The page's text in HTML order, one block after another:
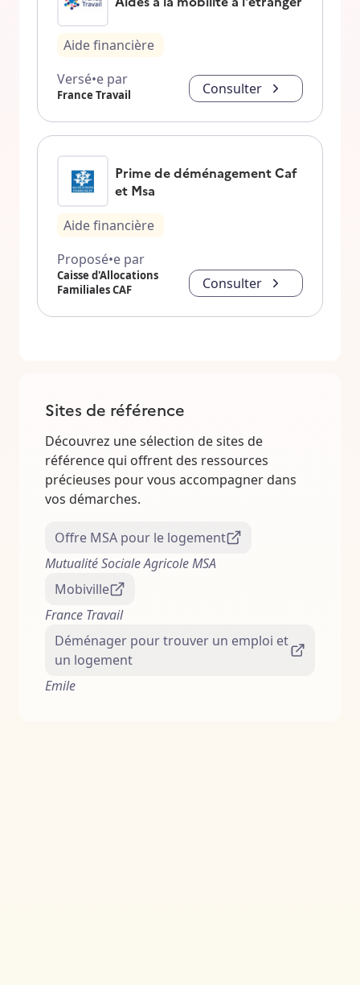
Aide financière
Versé•e par
France Travail Consulter
Prime de déménagement Caf
et Msa
Aide financière
Proposé•e par
Caisse d'Allocations
Familiales CAF
Consulter
Sites de référence
Découvrez une sélection de sites de
référence qui offrent des ressources
précieuses pour vous accompagner dans
vos démarches.
Offre MSA pour le logement
Mutualité Sociale Agricole MSA
Mobiville
France Travail
Déménager pour trouver un emploi et
un logement
Emile